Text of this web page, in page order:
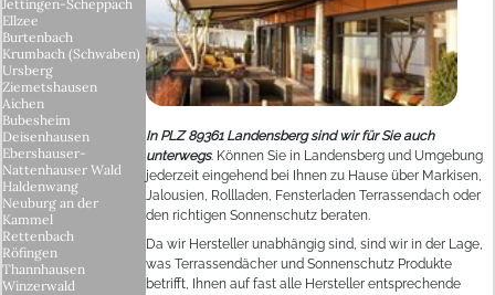
In PLZ 89361 Landensberg sind wir für Sie auch
unterwegs. Können Sie in Landensberg und Umgebung
jederzeit eingehend bei Ihnen zu Hause über Markisen,
Jalousien, Rollladen, Fensterladen Terrassendach oder
den richtigen Sonnenschutz beraten.
Da wir Hersteller unabhängig sind, sind wir in der Lage,
was Terrassendächer und Sonnenschutz Produkte
betrifft, Ihnen auf fast alle Hersteller entsprechende
Jettingen-Scheppach
Ellzee
Burtenbach
Krumbach (Schwaben)
Ursberg
Ziemetshausen
Aichen
Bubesheim
Deisenhausen
Ebershauser-
Nattenhauser Wald
Haldenwang
Neuburg an der
Kammel
Rettenbach
Röfingen
Thannhausen
Winzerwald